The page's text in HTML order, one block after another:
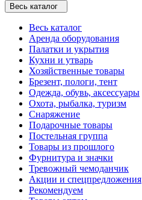
Весь каталог
Весь каталог
Аренда оборудования
Палатки и укрытия
Кухни и утварь
Хозяйственные товары
Брезент, пологи, тент
Одежда, обувь, аксессуары
Охота, рыбалка, туризм
Снаряжение
Подарочные товары
Постельная группа
Товары из прошлого
Фурнитура и значки
Тревожный чемоданчик
Акции и спецпредложения
Рекомендуем